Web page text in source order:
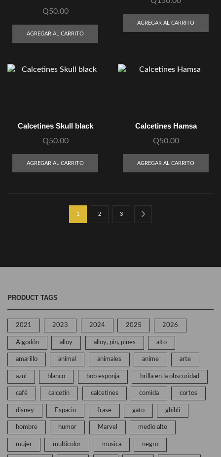
Q50.00
AGREGAR AL CARRITO
AGREGAR AL CARRITO
Calcetines Skull black
Q50.00
AGREGAR AL CARRITO
Calcetines Hamsa
Q50.00
AGREGAR AL CARRITO
1 2 3
PRODUCT TAGS
2021 2023 2024 2025 2026
Algodón alloy alloy, pin, pines alto
amarillo animal animales anime arte
azul blanco bob esponja brilla en la obscuridad
café calcetin calcetines comida cortos
disney Espacio frase gato ghibli
hombre humor Marvel medio alto
mujer multicolor musica negro